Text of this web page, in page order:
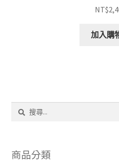
NT$
加入購
字:
商品分類